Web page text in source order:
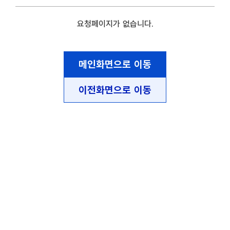
요청페이지가 없습니다.
메인화면으로 이동
이전화면으로 이동